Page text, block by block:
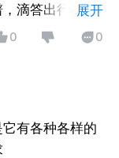
滴答出行叫车
，是出行的首
展开
0 0
有各种各样的